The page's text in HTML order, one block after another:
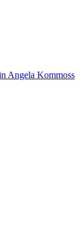
Angela Kommoss